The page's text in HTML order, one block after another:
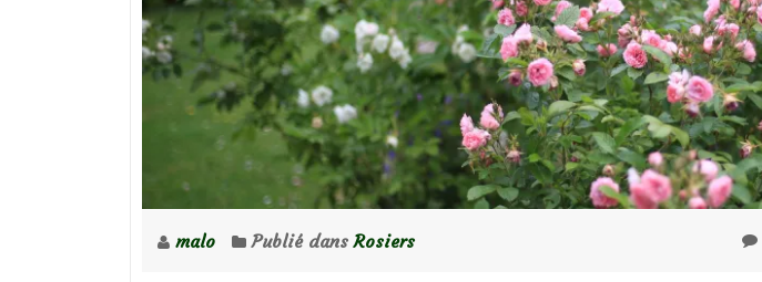
malo Publié dansRosiers